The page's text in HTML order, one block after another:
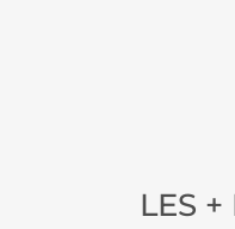
LES